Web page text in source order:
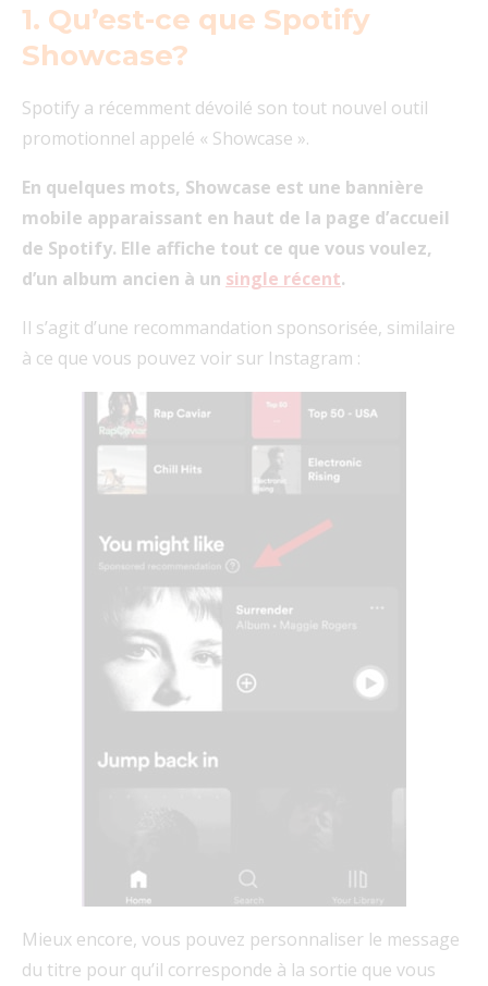
1. Qu’est-ce que Spotify
Showcase?
Spotify a récemment dévoilé son tout nouvel outil
promotionnel appelé « Showcase ».
En quelques mots, Showcase est une bannière
mobile apparaissant en haut de la page d’accueil
de Spotify. Elle affiche tout ce que vous voulez,
d’un album ancien à un single récent.
Il s’agit d’une recommandation sponsorisée, similaire
à ce que vous pouvez voir sur Instagram :
Mieux encore, vous pouvez personnaliser le message
du titre pour qu’il corresponde à la sortie que vous